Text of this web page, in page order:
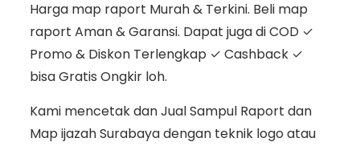
Harga map raport Murah & Terkini. Beli map
raport Aman & Garansi. Dapat juga di COD ✓
Promo & Diskon Terlengkap ✓ Cashback ✓
bisa Gratis Ongkir loh.
Kami mencetak dan Jual Sampul Raport dan
Map ijazah Surabaya dengan teknik logo atau